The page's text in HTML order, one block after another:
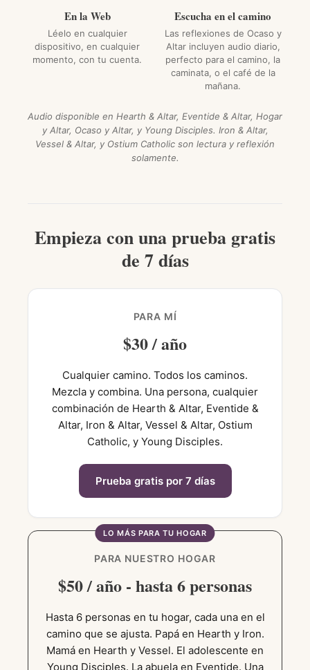
En la Web
Léelo en cualquier
dispositivo, en cualquier
momento, con tu cuenta.
Escucha en el camino
Las reflexiones de Ocaso y
Altar incluyen audio diario,
perfecto para el camino, la
caminata, o el café de la
mañana.
Audio disponible en Hearth & Altar, Eventide & Altar, Hogar
y Altar, Ocaso y Altar, y Young Disciples. Iron & Altar,
Vessel & Altar, y Ostium Catholic son lectura y reflexión
solamente.
Empieza con una prueba gratis
de 7 días
PARA MÍ
$30 / año
Cualquier camino. Todos los caminos.
Mezcla y combina. Una persona, cualquier
combinación de Hearth & Altar, Eventide &
Altar, Iron & Altar, Vessel & Altar, Ostium
Catholic, y Young Disciples.
Prueba gratis por 7 días
LO MÁS PARA TU HOGAR
PARA NUESTRO HOGAR
$50 / año - hasta 6 personas
Hasta 6 personas en tu hogar, cada una en el
camino que se ajusta. Papá en Hearth y Iron.
Mamá en Hearth y Vessel. El adolescente en
Young Disciples. La abuela en Eventide. Una